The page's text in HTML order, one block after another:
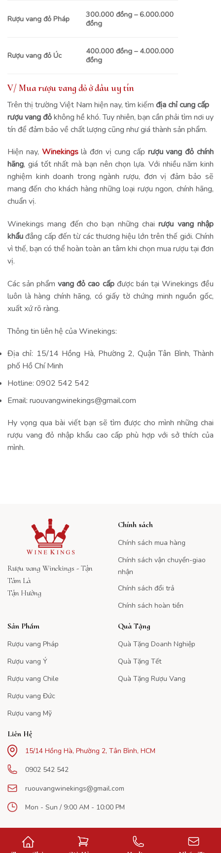
Rượu vang đỏ Pháp
300.000 đồng – 6.000.000
đồng
Rượu vang đỏ Úc
400.000 đồng – 4.000.000
đồng
V/ Mua rượu vang đỏ ở đâu uy tín
Trên thị trường Việt Nam hiện nay, tìm kiếm địa chỉ cung cấp
rượu vang đỏkhông hề khó. Tuy nhiên, bạn cần phải tìm nơi uy
tín để đảm bảo về chất lượng cũng như giá thành sản phẩm.
Hiện nay, Winekingslà đơn vị cung cấp rượu vang đỏ chính
hãng, giá tốt nhất mà bạn nên chọn lựa. Với nhiều năm kinh
nghiệm kinh doanh trong ngành rượu, đơn vị đảm bảo sẽ
mang đến cho khách hàng những loại rượu ngon, chính hãng,
chuẩn vị.
Winekings mang đến cho bạn những chairượu vang nhập
khẩuđẳng cấp đến từ các thương hiệu lớn trên thế giới. Chính
vì thế, bạn có thể hoàn toàn an tâm khi chọn mua rượu tại đơn
vị.
Các sản phẩmvang đỏ cao cấpđược bán tại Winekings đều
luôn là hàng chính hãng, có giấy tờ chứng minh nguồn gốc,
xuất xứ rõ ràng.
Thông tin liên hệ của Winekings:
Địa chỉ: 15/14 Hồng Hà, Phường 2, Quận Tân Bình, Thành
phố Hồ Chí Minh
Hotline: 0902 542 542
Email: ruouvangwinekings@gmail.com
Hy vọng qua bài viết bạn sẽ tìm được cho mình những chai
rượu vang đỏ nhập khẩu cao cấp phù hợp với sở thích của
mình.
Rượu vang Winekings - Tận
Tâm Là
Tận Hưởng
Chính sách
Chính sách mua hàng
Chính sách vận chuyển-giao
nhận
Chính sách đổi trả
Chính sách hoàn tiền
Sản Phẩm
Rượu vang Pháp
Rượu vang Ý
Rượu vang Chile
Rượu vang Đức
Rượu vang Mỹ
Quà Tặng
Quà Tặng Doanh Nghiệp
Quà Tặng Tết
Quà Tặng Rượu Vang
Liên Hệ
15/14 Hồng Hà, Phường 2, Tân Bình, HCM
0902 542 542
ruouvangwinekings@gmail.com
Mon - Sun / 9:00 AM - 10:00 PM